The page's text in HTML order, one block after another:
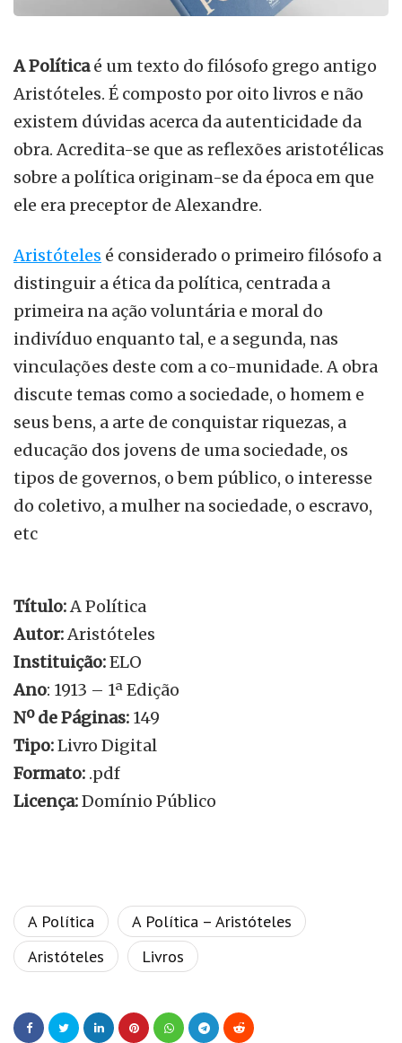
A Políticaé um texto do filósofo grego antigo
Aristóteles. É composto por oito livros e não
existem dúvidas acerca da autenticidade da
obra. Acredita-se que as reflexões aristotélicas
sobre a política originam-se da época em que
ele era preceptor de Alexandre.
Aristóteles é considerado o primeiro filósofo a
distinguir a ética da política, centrada a
primeira na ação voluntária e moral do
indivíduo enquanto tal, e a segunda, nas
vinculações deste com a co-munidade. A obra
discute temas como a sociedade, o homem e
seus bens, a arte de conquistar riquezas, a
educação dos jovens de uma sociedade, os
tipos de governos, o bem público, o interesse
do coletivo, a mulher na sociedade, o escravo,
etc
Título:A Política
Autor:Aristóteles
Instituição:ELO
Ano: 1913 – 1ª Edição
Nº de Páginas: 149
Tipo:Livro Digital
Formato: .pdf
Licença:Domínio Público
A Política
A Política – Aristóteles
Aristóteles
Livros